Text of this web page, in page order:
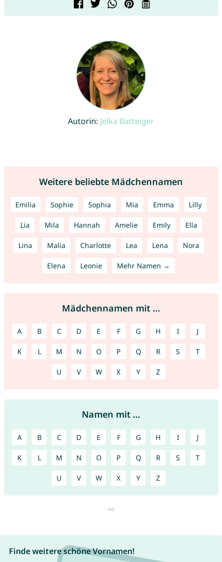
Autorin: Jelka Batteiger
Weitere beliebte Mädchennamen
Emilia Sophie Sophia Mia Emma Lilly
Lia Mila Hannah Amelie Emily Ella
Lina Malia Charlotte Lea Lena Nora
Elena Leonie Mehr Namen →
Mädchennamen mit ...
A B C D E F G H I J
K L M N O P Q R S T
U V W X Y Z
Namen mit ...
A B C D E F G H I J
K L M N O P Q R S T
U V W X Y Z
Finde weitere schöne Vornamen!